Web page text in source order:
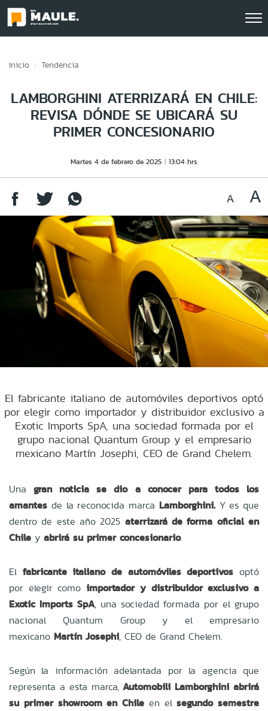
Inicio Tendencia
LAMBORGHINI ATERRIZARÁ EN CHILE:
REVISA DÓNDE SE UBICARÁ SU
PRIMER CONCESIONARIO
Martes 4 de febrero de 2025 13:04 hrs
El fabricante italiano de automóviles deportivos optó
por elegir como importador y distribuidor exclusivo a
Exotic Imports SpA, una sociedad formada por el
grupo nacional Quantum Group y el empresario
mexicano Martín Josephi, CEO de Grand Chelem.
Una gran noticia se dio a conocer para todos los
amantes de la reconocida marca Lamborghini. Y es que
dentro de este año 2025 aterrizará de forma oficial en
Chile y abrirá su primer concesionario.
El fabricante italiano de automóviles deportivos optó
por elegir como importador y distribuidor exclusivo a
Exotic Imports SpA, una sociedad formada por el grupo
nacional Quantum Group y el empresario
mexicano Martín Josephi, CEO de Grand Chelem.
Según la información adelantada por la agencia que
representa a esta marca,Automobili Lamborghini abrirá
su primer showroom en Chile en el segundo semestre